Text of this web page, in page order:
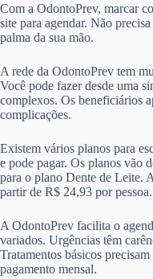
Com a OdontoPrev, marcar
site para agendar. Não
palma da sua mão.
A rede da OdontoPrev tem
Você pode fazer desde uma
complexos. Os beneficiários
complicações.
Existem vários planos para
e pode pagar. Os planos vão
para o plano Dente de Leite.
partir de R$ 24,93 por pessoa.
A OdontoPrev facilita o
variados. Urgências têm
Tratamentos básicos
pagamento mensal.